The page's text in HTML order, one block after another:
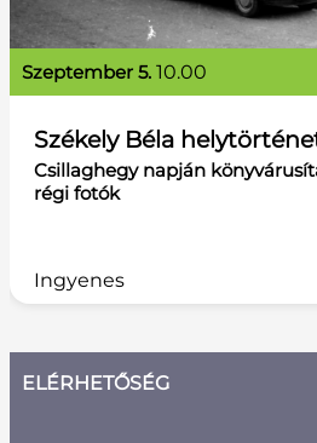
Székely Béla
Csillaghegy napján
régi fotók
szeptember 5. 10.00
Ingyenes
ELÉRHETŐSÉG